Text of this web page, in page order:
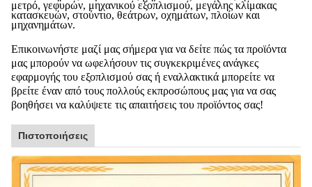
μετρό, γεφυρών, μηχανικού εξοπλισμού, μεγάλης κλίμακας
κατασκευών, στούντιο, θεάτρων, οχημάτων, πλοίων και
μηχανημάτων.
Επικοινωνήστε μαζί μας σήμερα για να δείτε πώς τα προϊόντα
μας μπορούν να ωφελήσουν τις συγκεκριμένες ανάγκες
εφαρμογής του εξοπλισμού σας ή εναλλακτικά μπορείτε να
βρείτε έναν από τους πολλούς εκπροσώπους μας για να σας
βοηθήσει να καλύψετε τις απαιτήσεις του προϊόντος σας!
Πιστοποιήσεις